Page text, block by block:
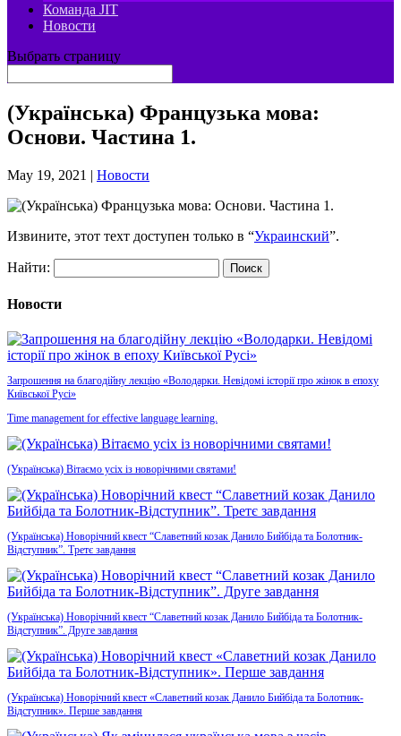
Команда JIT
Новости
Выбрать страницу
(Українська) Французька мова:
Основи. Частина 1.
May 19, 2021 | Новости
Извините, этот техт доступен только в “Украинский”.
Найти:
Новости
Запрошення на благодійну лекцію «Володарки. Невідомі історії про жінок в епоху
Київської Русі»
Time management for effective language learning.
(Українська) Вітаємо усіх із новорічними святами!
(Українська) Новорічний квест “Славетний козак Данило Бийбіда та Болотник-
Відступник”. Третє завдання
(Українська) Новорічний квест “Славетний козак Данило Бийбіда та Болотник-
Відступник”. Друге завдання
(Українська) Новорічний квест «Славетний козак Данило Бийбіда та Болотник-
Відступник». Перше завдання